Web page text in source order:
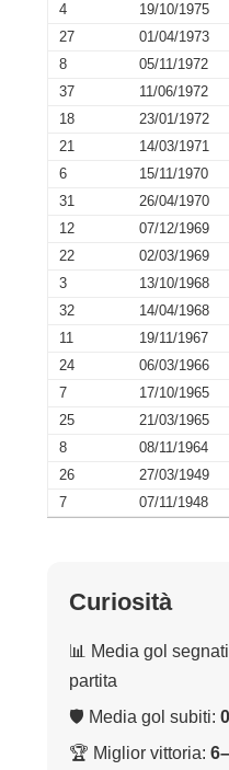
4
19/10/1975
27
01/04/1973
8
05/11/1972
37
11/06/1972
18
23/01/1972
21
14/03/1971
6
15/11/1970
31
26/04/1970
12
07/12/1969
22
02/03/1969
3
13/10/1968
32
14/04/1968
11
19/11/1967
24
06/03/1966
7
17/10/1965
25
21/03/1965
8
08/11/1964
26
27/03/1949
7
07/11/1948
Curiosità
📊 Media gol
partita
🛡 Media gol subiti:
🏆 Miglior vittoria: